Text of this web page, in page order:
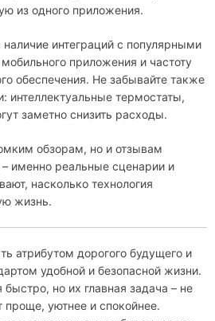
из одного приложения.
интеграций с популярными
приложения и частоту
обеспечения. Не забывайте также
интеллектуальные термостаты,
заметно снизить расходы.
обзорам, но и отзывам
именно реальные сценарии и
насколько технология
жизнь.
атрибутом дорогого будущего и
удобной и безопасной жизни.
быстро, но их главная задача – не
проще, уютнее и спокойнее.